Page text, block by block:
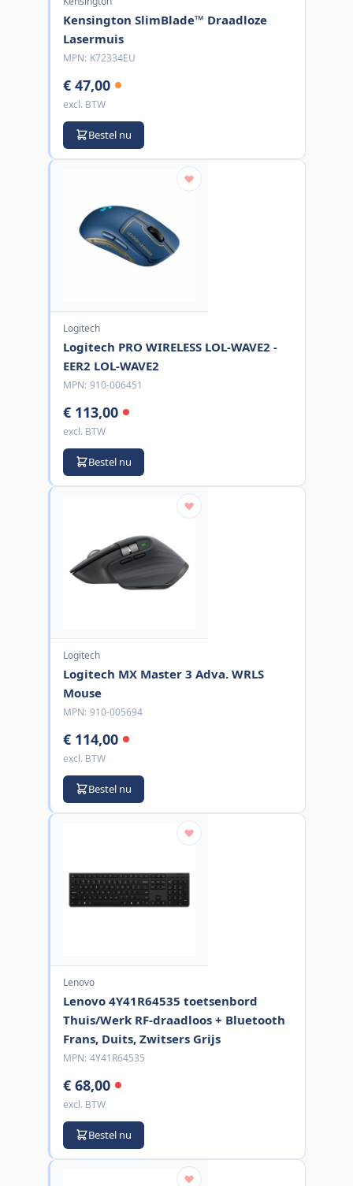
Kensington SlimBlade™ Draadloze
Lasermuis
MPN: K72334EU
€ 47,00
excl. BTW
Bestel nu
Logitech
Logitech PRO WIRELESS LOL-WAVE2 -
EER2 LOL-WAVE2
MPN: 910-006451
€ 113,00
excl. BTW
Bestel nu
Logitech
Logitech MX Master 3 Adva. WRLS
Mouse
MPN: 910-005694
€ 114,00
excl. BTW
Bestel nu
Lenovo
Lenovo 4Y41R64535 toetsenbord
Thuis/Werk RF-draadloos + Bluetooth
Frans, Duits, Zwitsers Grijs
MPN: 4Y41R64535
€ 68,00
excl. BTW
Bestel nu